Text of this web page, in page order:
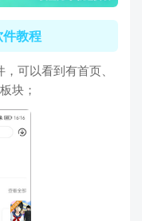
教程
可以看到有首页、
块；